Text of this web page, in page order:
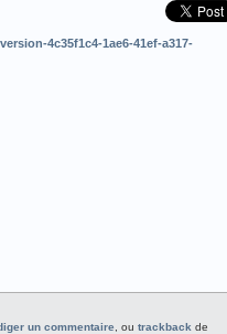
4c35f1c4-1ae6-41ef-a317-
un commentaire , ou trackback de